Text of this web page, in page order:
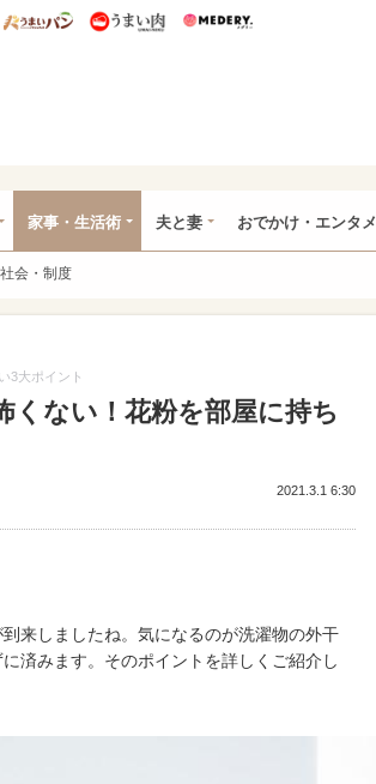
ー特集
うまいめし うまいパン うまい肉
家事・生活術 夫と妻 おでかけ・エンタメ
社会・制度
3大ポイント
くない！花粉を部屋に持ち
2021.3.1 6:30
来しましたね。気になるのが洗濯物の外干
済みます。そのポイントを詳しくご紹介し